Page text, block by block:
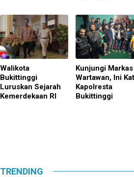
Walikota
Bukittinggi
Luruskan Sejarah
Kemerdekaan RI
Kunjungi Markas
Wartawan, Ini
Kapolresta
Bukittinggi
TRENDING